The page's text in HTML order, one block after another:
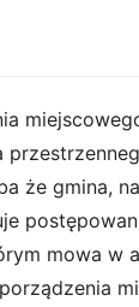
że gmina,
mowa w